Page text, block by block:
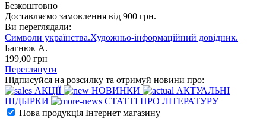
Безкоштовно
Доставляємо замовлення від 900 грн.
Ви переглядали:
Символи українства.Художньо-інформаційний довідник.
Багнюк А.
199,00 грн
Переглянути
Підписуйся на розсилку та отримуй новини про:
АКЦІЇ
НОВИНКИ
АКТУАЛЬНІ
ПІДБІРКИ
СТАТТІ ПРО ЛІТЕРАТУРУ
Нова продукція Інтернет магазину